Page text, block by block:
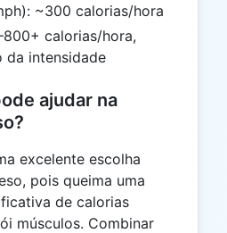
~300 calorias/hora
calorias/hora,
da intensidade
ajudar na
excelente escolha
pois queima uma
de calorias
músculos. Combinar